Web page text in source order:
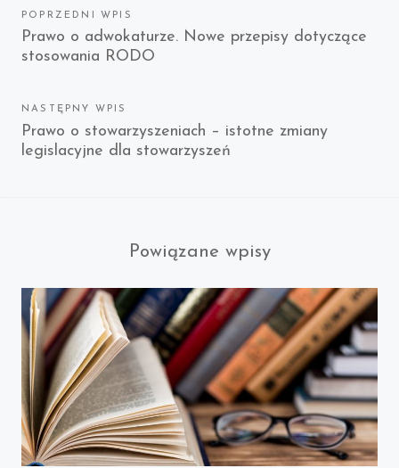
Nawigacja
wpisu
POPRZEDNI WPIS
Previous
post:
Prawo o adwokaturze. Nowe przepisy dotyczące
stosowania RODO
NASTĘPNY WPIS
Next
post:
Prawo o stowarzyszeniach – istotne zmiany
legislacyjne dla stowarzyszeń
Powiązane wpisy